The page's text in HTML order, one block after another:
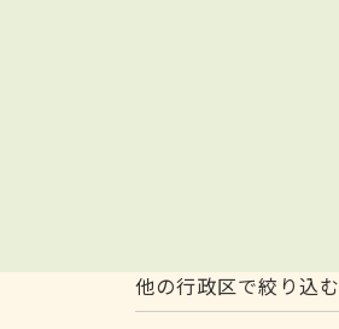
他の行政区で絞り込む